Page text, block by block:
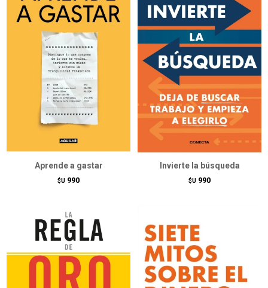
Aprende a gastar
$U 990
Invierte la búsqueda
$U 990